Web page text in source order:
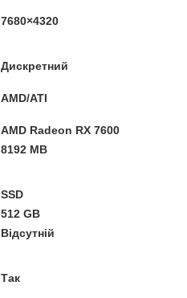
7680×4320
Дискретний
AMD/ATI
AMD Radeon RX 7600
8192 MB
SSD
512 GB
Відсутній
Так